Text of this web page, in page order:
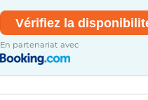
En partenariat avec